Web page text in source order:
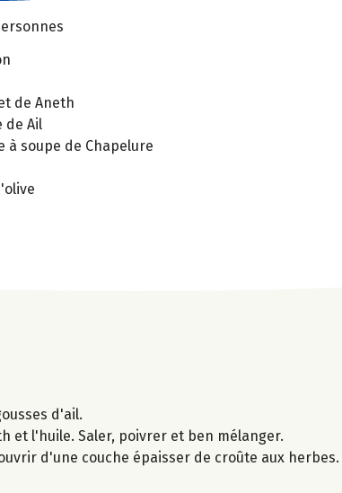
de Aneth
de Ail
à soupe de Chapelure
d'ail.
et l'huile. Saler, poivrer et ben mélanger.
d'une couche épaisser de croûte aux